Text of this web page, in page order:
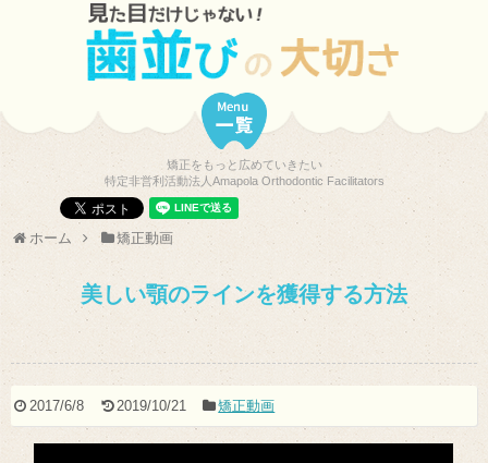
矯正をもっと広めていきたい
特定非営利活動法人Amapola Orthodontic Facilitators
ホーム 矯正動画
美しい顎のラインを獲得する方法
2017/6/8 2019/10/21 矯正動画